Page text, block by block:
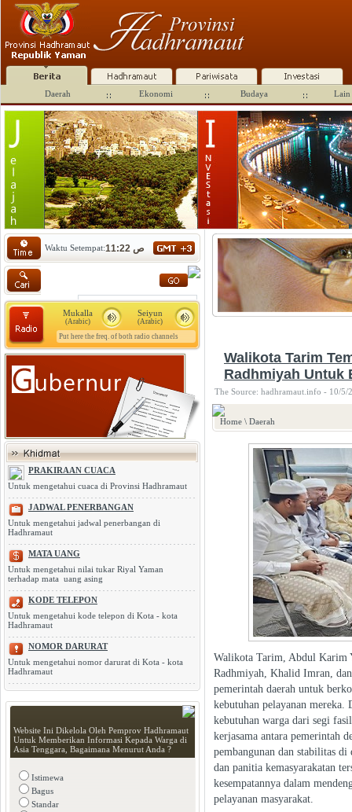
Daerah Ekonomi Budaya Lain
Waktu Setempat: 11:22 ص
Seiyun
(Arabic)
Mukalla
(Arabic)
Put here the freq. of both radio channels
PRAKIRAAN CUACA
Untuk mengetahui cuaca di Provinsi Hadhramaut
JADWAL PENERBANGAN
Untuk mengetahui jadwal penerbangan di
Hadhramaut
MATA UANG
Untuk mengetahui nilai tukar Riyal Yaman
terhadap mata uang asing
KODE TELEPON
Untuk mengetahui kode telepon di Kota - kota
Hadhramaut
NOMOR DARURAT
Untuk mengetahui nomor darurat di Kota - kota
Hadhramaut
Website Ini Dikelola Oleh Pemprov Hadhramaut
Untuk Memberikan Informasi Kepada Warga di
Asia Tenggara, Bagaimana Menurut Anda ?
Istimewa
Bagus
Standar
Walikota Tarim
Radhmiyah Untuk
The Source: hadhramaut.info - 10/5/
Home \ Daerah
Walikota Tarim, Abdul Karim
Radhmiyah, Khalid Imran,
pemerintah daerah untuk
kebutuhan pelayanan
kebutuhan warga dari segi
kerjasama antara pemerintah
pembangunan dan stabilitas
dan panitia kemasyarakatan
kesempatannya dalam
pelayanan masyarakat.